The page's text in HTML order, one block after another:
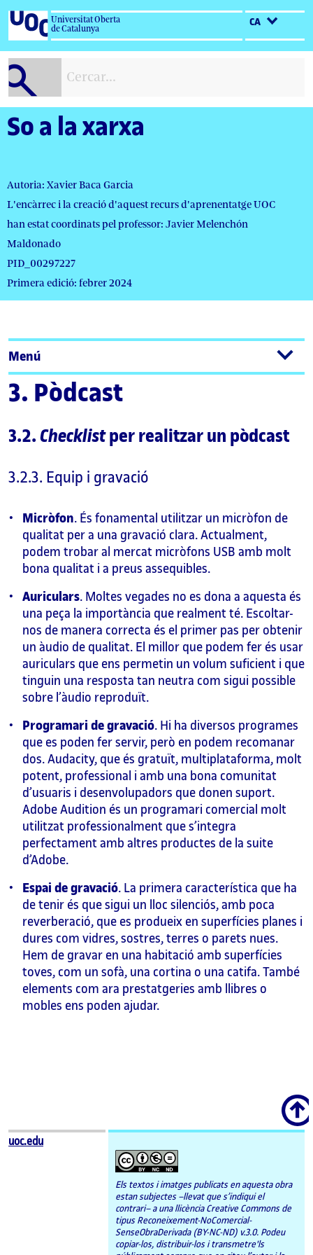
Salta
contingut
Universitat Oberta
de Catalunya
CA
So a la xarxa
Autoria: Xavier Baca Garcia
L'encàrrec i la creació d'aquest recurs d'aprenentatge UOC
han estat coordinats pel professor: Javier Melenchón
Maldonado
PID_00297227
Primera edició: febrer 2024
Menú
3. Pòdcast
3.2. Checklistper realitzar un pòdcast
3.2.3. Equip i gravació
Micròfon. És fonamental utilitzar un micròfon de
qualitat per a una gravació clara. Actualment,
podem trobar al mercat micròfons USB amb molt
bona qualitat i a preus assequibles.
Auriculars. Moltes vegades no es dona a aquesta és
una peça la importància que realment té. Escoltar-
nos de manera correcta és el primer pas per obtenir
un àudio de qualitat. El millor que podem fer és usar
auriculars que ens permetin un volum suficient i que
tinguin una resposta tan neutra com sigui possible
sobre l’àudio reproduït.
Programari de gravació. Hi ha diversos programes
que es poden fer servir, però en podem recomanar
dos. Audacity, que és gratuït, multiplataforma, molt
potent, professional i amb una bona comunitat
d’usuaris i desenvolupadors que donen suport.
Adobe Audition és un programari comercial molt
utilitzat professionalment que s’integra
perfectament amb altres productes de la suite
d’Adobe.
Espai de gravació. La primera característica que ha
de tenir és que sigui un lloc silenciós, amb poca
reverberació, que es produeix en superfícies planes i
dures com vidres, sostres, terres o parets nues.
Hem de gravar en una habitació amb superfícies
toves, com un sofà, una cortina o una catifa. També
elements com ara prestatgeries amb llibres o
mobles ens poden ajudar.
Scroll
uoc.edu
Els textos i imatges publicats en aquesta obra
estan subjectes –llevat que s’indiqui el
contrari– a una llicència Creative Commons de
tipus Reconeixement-NoComercial-
SenseObraDerivada (BY-NC-ND) v.3.0. Podeu
copiar-los, distribuir-los i transmetre'ls